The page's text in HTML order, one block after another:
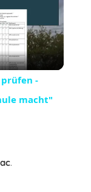
-
macht"
.